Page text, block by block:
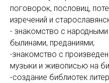
поговорок, пословиц,
изречений и
- знакомство с
былинами, преданиями;
-знакомство с
музыки и живописью на
-создание библиотек